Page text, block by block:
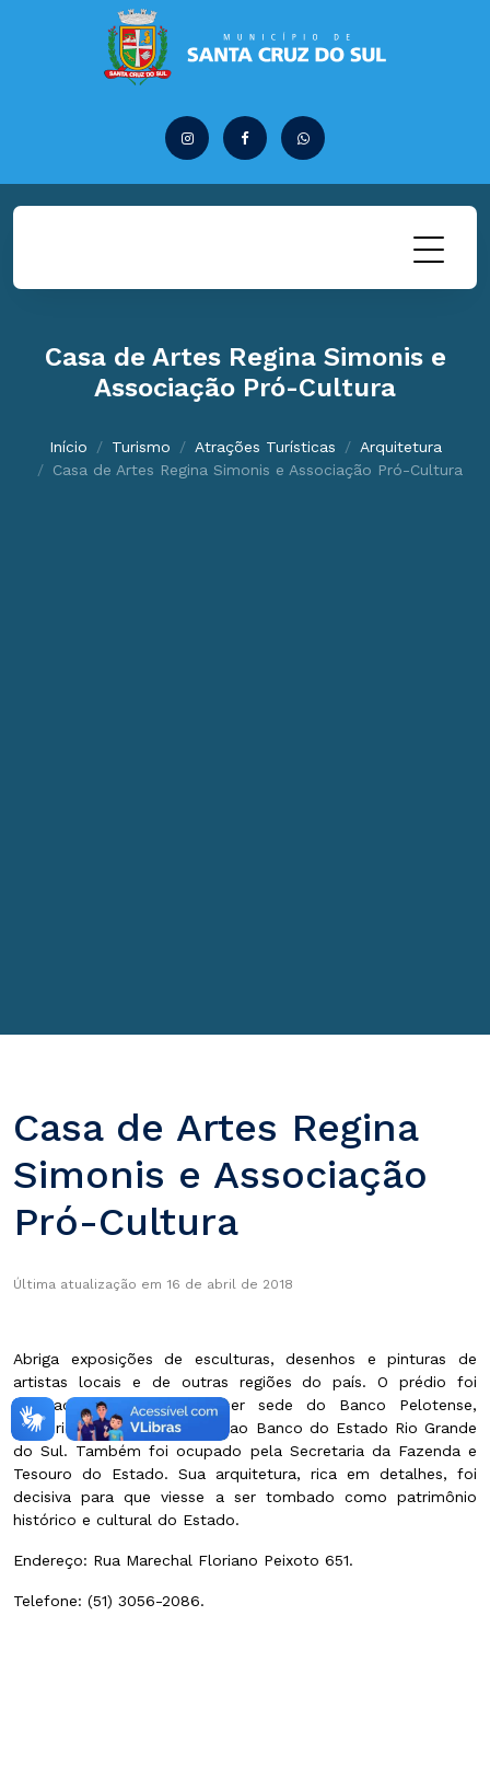
Casa de Artes Regina Simonis e
Associação Pró-Cultura
Início Turismo Atrações Turísticas
Arquitetura
Casa de Artes Regina Simonis e Associação Pró-Cultura
Casa de Artes Regina
Simonis e Associação
Pró-Cultura
Última atualização em 16 de abril de 2018
Abriga exposições de esculturas, desenhos e pinturas de
artistas locais e de outras regiões do país. O prédio foi
edificado em 1922 para ser sede do Banco Pelotense,
posteriormente dando lugar ao Banco do Estado Rio Grande
do Sul. Também foi ocupado pela Secretaria da Fazenda e
Tesouro do Estado. Sua arquitetura, rica em detalhes, foi
decisiva para que viesse a ser tombado como patrimônio
histórico e cultural do Estado.
Endereço: Rua Marechal Floriano Peixoto 651.
Telefone: (51) 3056-2086.